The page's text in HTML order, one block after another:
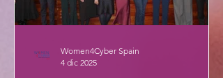
Women4Cyber Spain
4 dic 2025